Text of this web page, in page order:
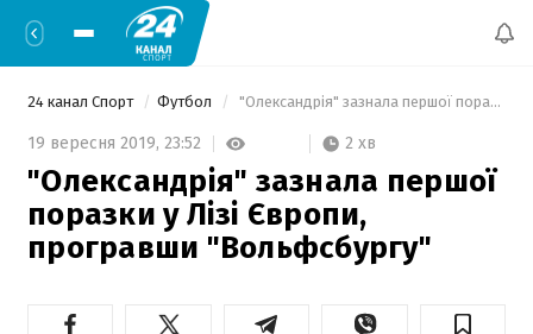
24 канал Спорт Футбол "Олександрія" зазнала першої поразки у Лізі Європи, програвши "Вольфсбургу"
19 вересня 2019, 23:52 2 хв
"Олександрія" зазнала першої
поразки у Лізі Європи,
програвши "Вольфсбургу"